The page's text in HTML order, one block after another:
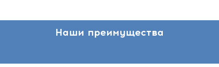
Наши преимущества